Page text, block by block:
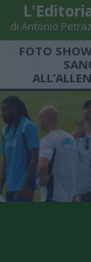
di Antonio
FOTO